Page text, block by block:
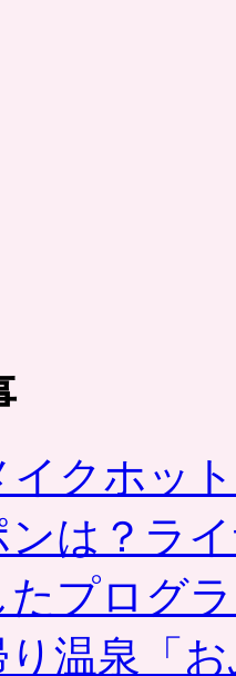
袋
駅
ら
直
結。
ー
イクホッ
ンは？ラ
たプログ
り温泉「